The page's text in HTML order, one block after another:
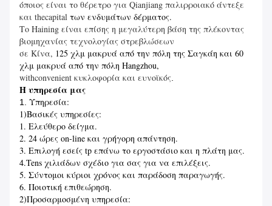
όποιος είναι το θέρετρο για Qianjiang παλιρροιακό άντεξε
και thecapital των ενδυμάτων δέρματος.
Το Haining είναι επίσης η μεγαλύτερη βάση της πλέκοντας
βιομηχανίας τεχνολογίας στρεβλώσεων
σε Κίνα, 125 χλμ μακρυά από την πόλη της Σαγκάη και 60
χλμ μακρυά από την πόλη Hangzhou,
withconvenient κυκλοφορία και ευνοϊκός.
Η υπηρεσία μας
1. Υπηρεσία:
1)Βασικές υπηρεσίες:
1. Ελεύθερο δείγμα.
2. 24 ώρες on-line και γρήγορη απάντηση.
3. Επιλογή εσείς tp επάνω το εργοστάσιο και η πλάτη μας.
4.Tens χιλιάδων σχέδιο για σας για να επιλέξεις.
5. Σύντομοι κύριοι χρόνος και παράδοση παραγωγής.
6. Ποιοτική επιθεώρηση.
2)Προσαρμοσμένη υπηρεσία: